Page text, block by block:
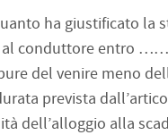
ha giustificato
al conduttore entro
del venire meno
prevista
dell’alloggio alla